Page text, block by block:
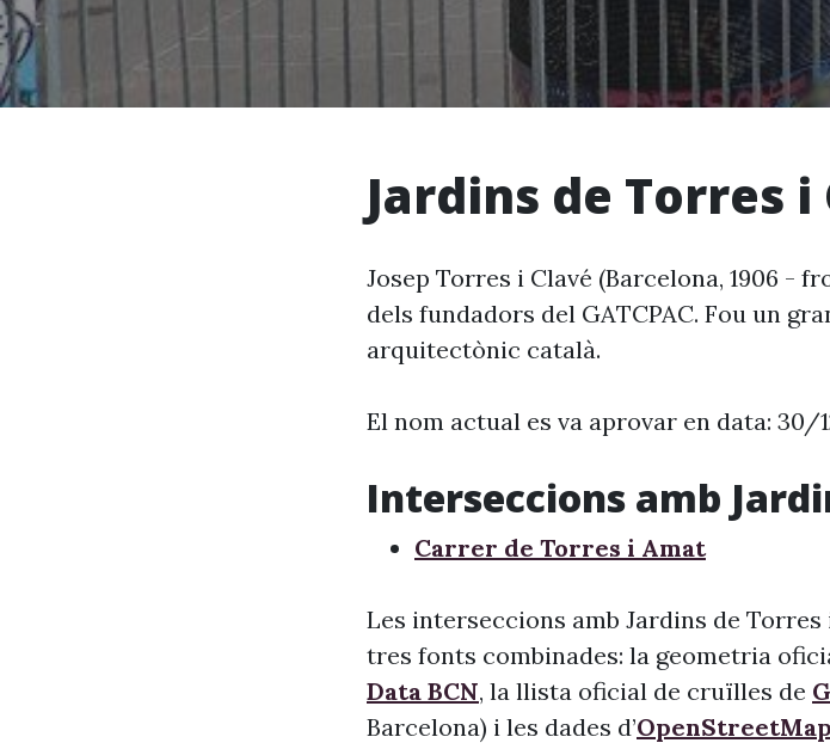
Jardins de Torres i
Josep Torres i Clavé (Barcelona, 1906 -
dels fundadors del GATCPAC. Fou un
arquitectònic català.
El nom actual es va aprovar en data: 30/
Interseccions amb
Carrer de Torres i Amat
Les interseccions amb Jardins de
tres fonts combinades: la geometria
Data BCN, la llista oficial de cruïlles de
Barcelona) i les dades d’OpenStreetMap